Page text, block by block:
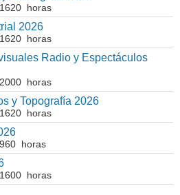
horas
2026
horas
Radio y Espectáculos
horas
y Topografía 2026
horas
horas
horas